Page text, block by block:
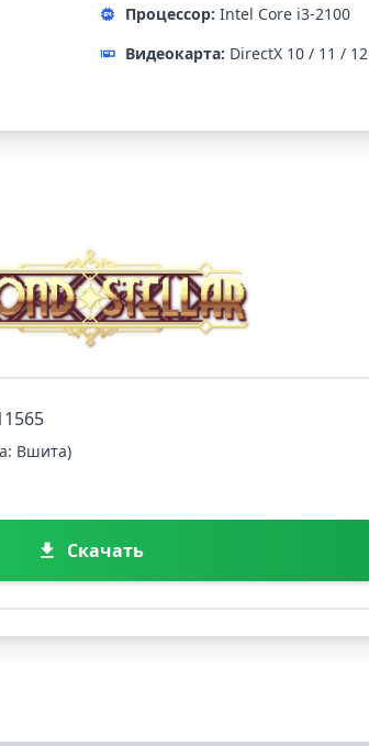
Процессор: Intel Core i3-2100
Видеокарта: DirectX 10 / 11 / 12
Вшита)
Скачать